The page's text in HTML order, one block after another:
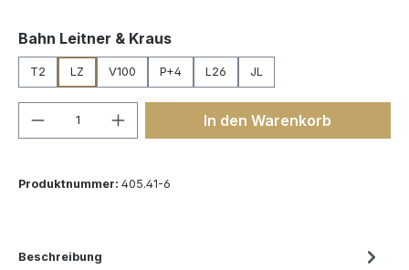
Bahn Leitner & Krausauswählen
T2 LZ V100 P+4 L26 JL
Produkt Anzahl: Gib denIn den Warenkorb
Produktnummer: 405.41-6
Beschreibung